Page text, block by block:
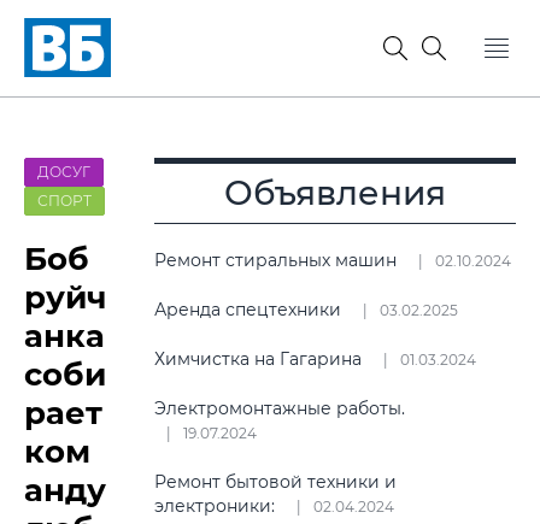
ДОСУГ
СПОРТ
Боб
руйч
анка
соби
рает
ком
анду
Объявления
Ремонт стиральных машин 02.10.2024
Аренда спецтехники 03.02.2025
Химчистка на Гагарина 01.03.2024
Электромонтажные работы.
19.07.2024
Ремонт бытовой техники и
электроники:
02.04.2024